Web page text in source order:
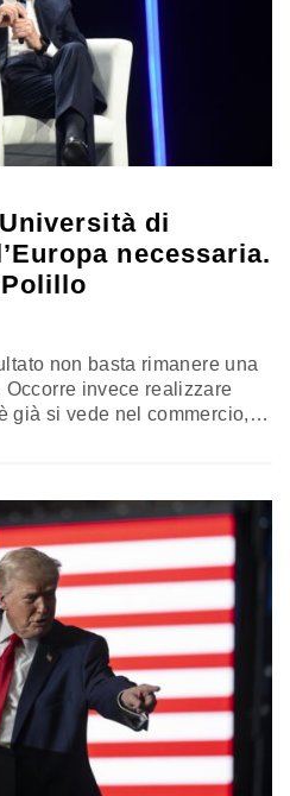
di
necessaria.
non basta rimanere una
invece realizzare
già si vede nel commercio,